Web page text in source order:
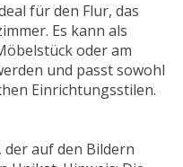
für den Flur, das
Es kann als
oder am
und passt sowohl
Einrichtungsstilen.
auf den Bildern